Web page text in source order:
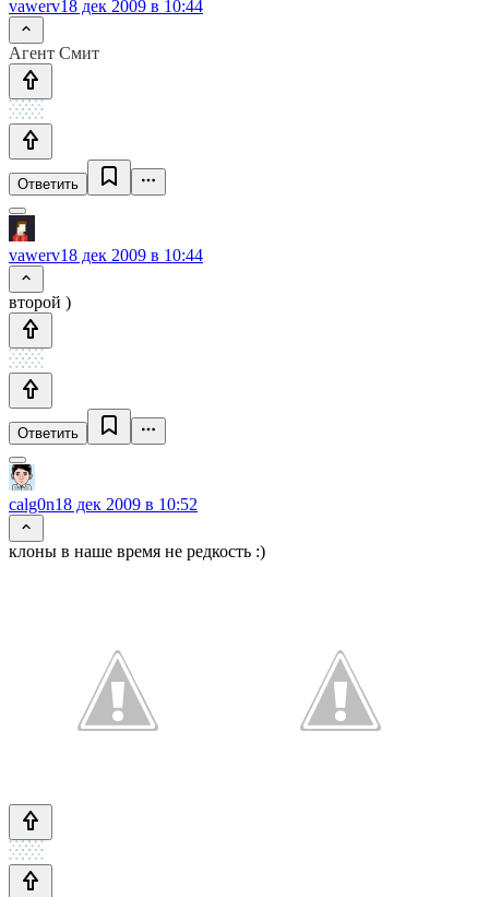
vawerv18 дек 2009 в 10:44
Агент Смит
Ответить
vawerv18 дек 2009 в 10:44
второй )
Ответить
calg0n18 дек 2009 в 10:52
клоны в наше время не редкость :)